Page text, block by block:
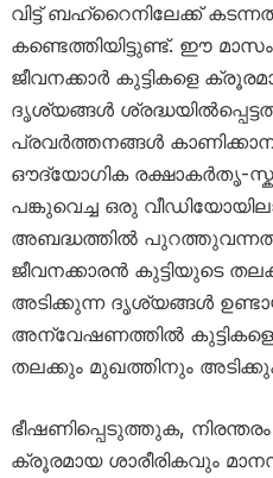
വിട്ട് ബഹ്‌റൈനിലേക്ക്
കണ്ടെത്തിയിട്ടുണ്ട്. ഈ
ജീവനക്കാർ കുട്ടികളെ
ദൃശ്യങ്ങൾ
പ്രവർത്തനങ്ങൾ
ഔദ്യോഗിക രക്ഷാകർതൃ-
പങ്കുവെച്ച ഒരു
അബദ്ധത്തിൽ
ജീവനക്കാരൻ കുട്ടിയുടെ
അടിക്കുന്ന ദൃശ്യങ്ങൾ
അന്വേഷണത്തിൽ കുട്ടികളെ
തലക്കും മുഖത്തിനും
ഭീഷണിപ്പെടുത്തുക,
ക്രൂരമായ ശാരീരികവും